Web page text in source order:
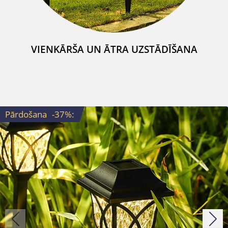
VIENKĀRŠA UN ĀTRA UZSTĀDĪŠANA
Pārdošana -37%: